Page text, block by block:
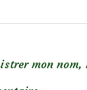
mon